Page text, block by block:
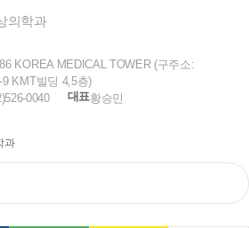
의학과
KOREA MEDICAL TOWER (구주소:
KMT빌딩 4,5층)
0040 대표황승민
과